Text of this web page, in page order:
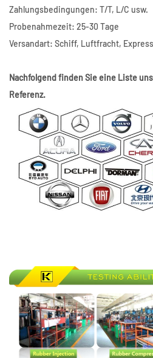
Zahlungsbedingungen: T/T, L/C usw.
Probenahmezeit: 25-30 Tage
Versandart: Schiff, Luftfracht,
Nachfolgend finden Sie eine Liste
Referenz.